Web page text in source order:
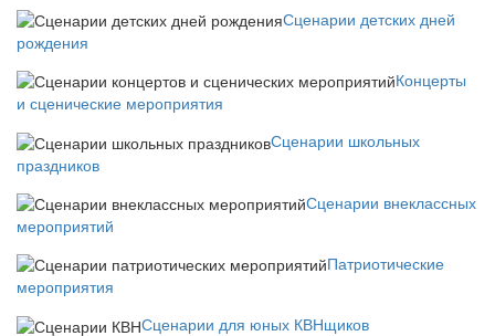
Сценарии детских дней
рождения
Концерты
и сценические мероприятия
Сценарии школьных
праздников
Сценарии внеклассных
мероприятий
Патриотические
мероприятия
Сценарии для юных КВНщиков